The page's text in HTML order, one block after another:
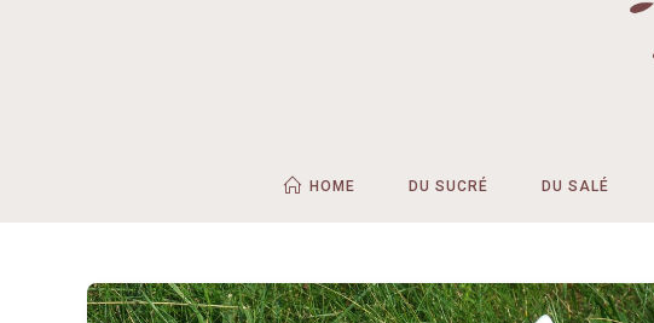
HOME DU SUCRÉ DU SALÉ